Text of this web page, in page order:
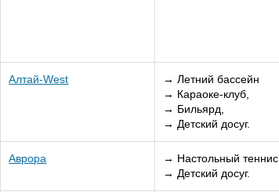
Алтай-West
→ Летний бассейн
→ Караоке-клуб,
→ Бильярд,
→ Детский досуг.
Аврора
→ Настольный теннис,
→ Детский досуг.